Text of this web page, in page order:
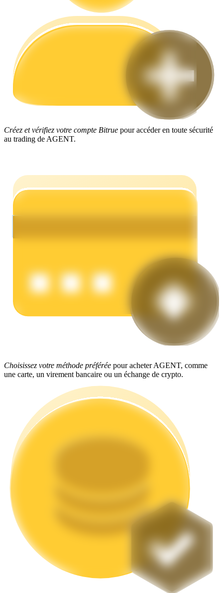
Stratégies de trading
Gagner
Gagnez quotidiennement des récompenses compétitives
Jalonnement
Des rendements élevés et un accès instantané
Launchpool
Staking flexible pour gagner des jetons populaires
Créez et vérifiez votre compte Bitrue pour accéder en toute sécurité
au trading de AGENT.
Choisissez votre méthode préférée pour acheter AGENT, comme
une carte, un virement bancaire ou un échange de crypto.